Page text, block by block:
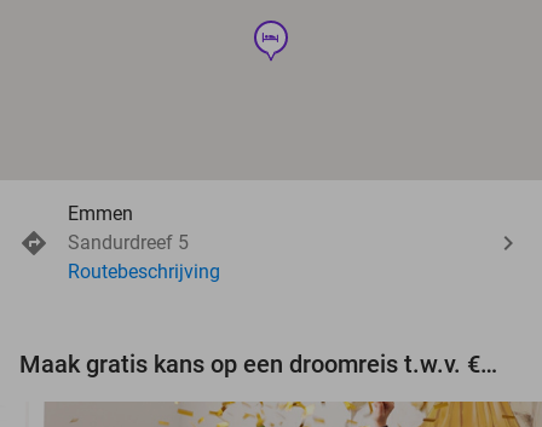
hotel
Emmen
Sandurdreef 5
Routebeschrijving
Maak gratis kans op een droomreis t.w.v. €3.000!